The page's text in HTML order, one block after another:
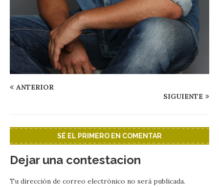
ANTERIOR
SIGUIENTE
SÉ EL PRIMERO EN COMENTAR
Dejar una contestacion
Tu dirección de correo electrónico no será publicada.